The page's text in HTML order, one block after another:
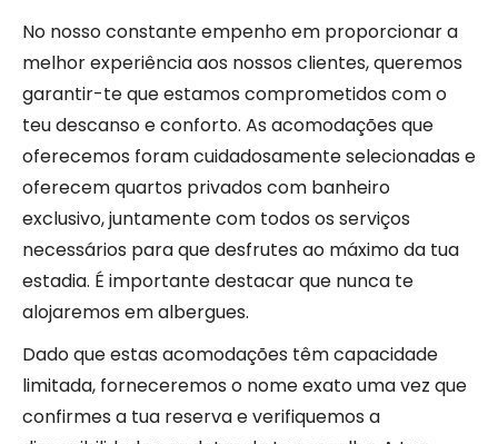
No nosso constante empenho em proporcionar a
melhor experiência aos nossos clientes, queremos
garantir-te que estamos comprometidos com o
teu descanso e conforto. As acomodações que
oferecemos foram cuidadosamente selecionadas e
oferecem quartos privados com banheiro
exclusivo, juntamente com todos os serviços
necessários para que desfrutes ao máximo da tua
estadia. É importante destacar que nunca te
alojaremos em albergues.
Dado que estas acomodações têm capacidade
limitada, forneceremos o nome exato uma vez que
confirmes a tua reserva e verifiquemos a